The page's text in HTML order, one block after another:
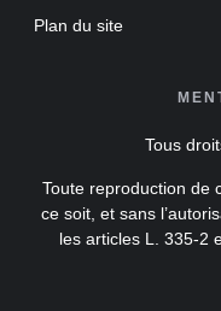
Plan du site
Tous
Toute reproduction de
ce soit, et sans
les articles L. 335-2